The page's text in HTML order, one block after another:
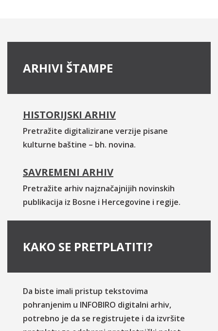
ARHIVI ŠTAMPE
HISTORIJSKI ARHIV
Pretražite digitalizirane verzije pisane
kulturne baštine – bh. novina.
SAVREMENI ARHIV
Pretražite arhiv najznačajnijih novinskih
publikacija iz Bosne i Hercegovine i regije.
KAKO SE PRETPLATITI?
Da biste imali pristup tekstovima
pohranjenim u INFOBIRO digitalni arhiv,
potrebno je da se registrujete i da izvršite